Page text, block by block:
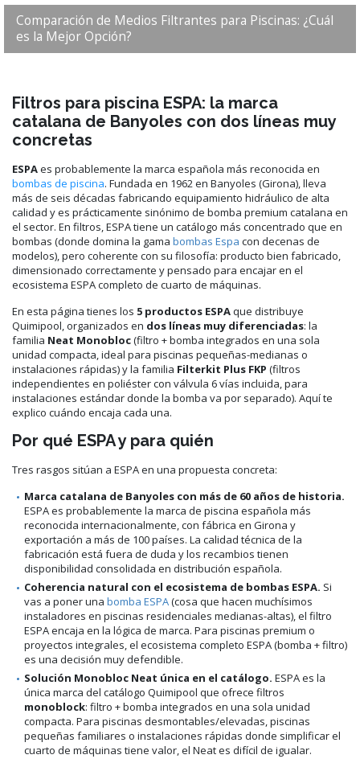
Comparación de Medios Filtrantes para Piscinas: ¿Cuál
es la Mejor Opción?
Filtros para piscina ESPA: la marca
catalana de Banyoles con dos líneas muy
concretas
ESPAes probablemente la marca española más reconocida en
bombas de piscina. Fundada en 1962 en Banyoles (Girona), lleva
más de seis décadas fabricando equipamiento hidráulico de alta
calidad y es prácticamente sinónimo de bomba premium catalana en
el sector. En filtros, ESPA tiene un catálogo más concentrado que en
bombas (donde domina la gama bombas Espa con decenas de
modelos), pero coherente con su filosofía: producto bien fabricado,
dimensionado correctamente y pensado para encajar en el
ecosistema ESPA completo de cuarto de máquinas.
En esta página tienes los 5 productos ESPAque distribuye
Quimipool, organizados en dos líneas muy diferenciadas: la
familia Neat Monobloc(filtro + bomba integrados en una sola
unidad compacta, ideal para piscinas pequeñas-medianas o
instalaciones rápidas) y la familia Filterkit Plus FKP (filtros
independientes en poliéster con válvula 6 vías incluida, para
instalaciones estándar donde la bomba va por separado). Aquí te
explico cuándo encaja cada una.
Por qué ESPA y para quién
Tres rasgos sitúan a ESPA en una propuesta concreta:
Marca catalana de Banyoles con más de 60 años de historia.
ESPA es probablemente la marca de piscina española más
reconocida internacionalmente, con fábrica en Girona y
exportación a más de 100 países. La calidad técnica de la
fabricación está fuera de duda y los recambios tienen
disponibilidad consolidada en distribución española.
Coherencia natural con el ecosistema de bombas ESPA. Si
vas a poner una bomba ESPA(cosa que hacen muchísimos
instaladores en piscinas residenciales medianas-altas), el filtro
ESPA encaja en la lógica de marca. Para piscinas premium o
proyectos integrales, el ecosistema completo ESPA (bomba + filtro)
es una decisión muy defendible.
Solución Monobloc Neat única en el catálogo. ESPA es la
única marca del catálogo Quimipool que ofrece filtros
monoblock: filtro + bomba integrados en una sola unidad
compacta. Para piscinas desmontables/elevadas, piscinas
pequeñas familiares o instalaciones rápidas donde simplificar el
cuarto de máquinas tiene valor, el Neat es difícil de igualar.